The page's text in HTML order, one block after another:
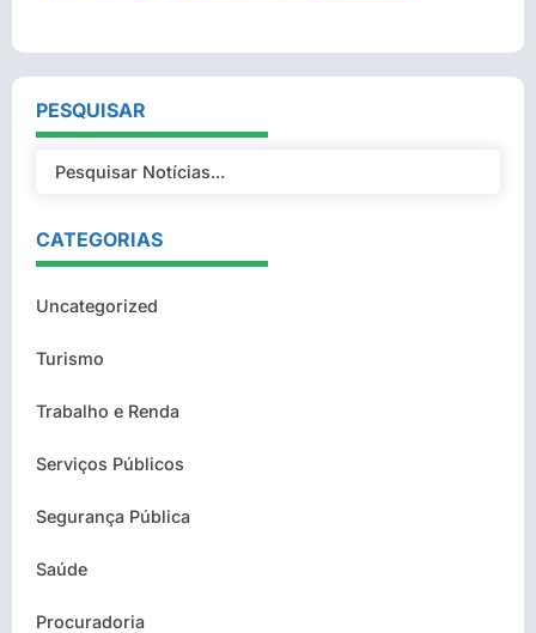
PESQUISAR
CATEGORIAS
Uncategorized
Turismo
Trabalho e Renda
Serviços Públicos
Segurança Pública
Saúde
Procuradoria